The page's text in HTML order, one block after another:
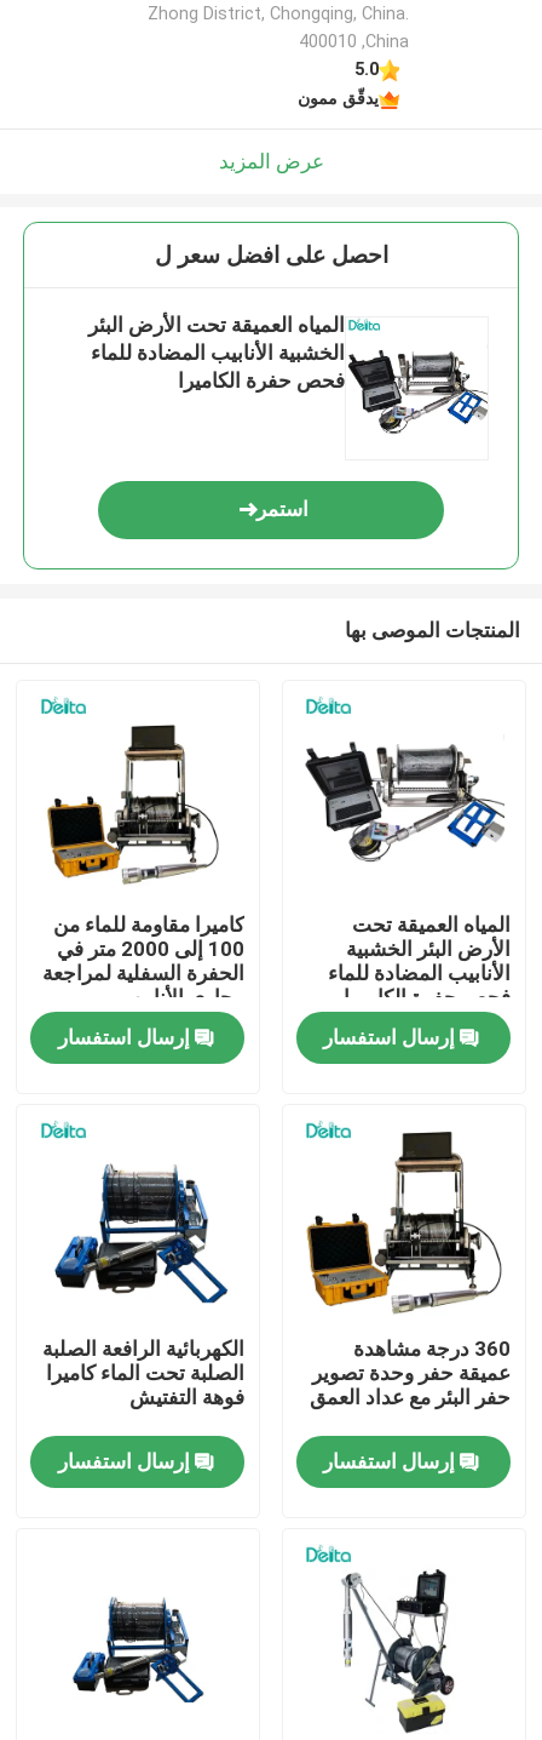
المنزل
فيديوهات
معلومات عنا
جولة في المعمل
اطلب اقتباس
معدات الاختبار الكهربائية
معدات اختبار الحريق
Zhong District, Chongqing, China.
400010 ,China
5.0
يدقّق ممون
عرض المزيد
احصل على افضل سعر ل
المياه العميقة تحت الأرض البئر
الخشبية الأنابيب المضادة للماء
فحص حفرة الكاميرا
استمر
المنتجات الموصى بها
المياه العميقة تحت
الأرض البئر الخشبية
الأنابيب المضادة للماء
فحص حفرة الكاميرا
إرسال استفسار
كاميرا مقاومة للماء من
100 إلى 2000 متر في
الحفرة السفلية لمراجعة
مجاري الأنابيب
إرسال استفسار
360 درجة مشاهدة
عميقة حفر وحدة تصوير
حفر البئر مع عداد العمق
إرسال استفسار
الكهربائية الرافعة الصلبة
الصلبة تحت الماء كاميرا
فوهة التفتيش
إرسال استفسار